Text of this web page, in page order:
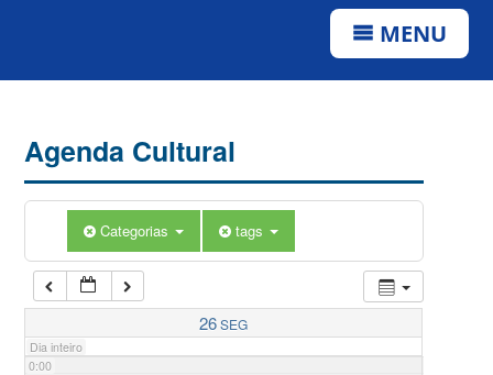
MENU
Agenda Cultural
Categorias tags
26SEG
Dia inteiro
0:00